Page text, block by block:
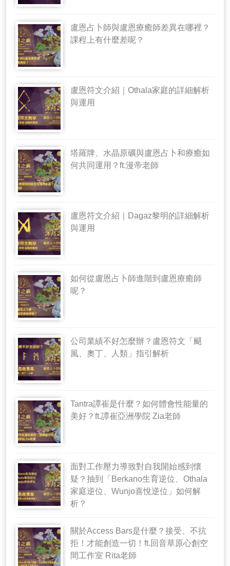
盧恩占卜師與盧恩療癒師差異在哪裡？
課程上有什麼差呢？
盧恩符文介紹｜Othala家庭的詳細解析
與運用
塔羅牌、水晶原礦與盧恩占卜和療癒如
何共同運用？ft.漫帝老師
盧恩符文介紹｜Dagaz黎明的詳細解析
與運用
如何從盧恩占卜師進階到盧恩療癒師
呢？
公司業績不好怎麼辦？盧恩符文「颶
風、奧丁、人類」指引解析
Tantra譚崔是什麼？如何體會性能量的
美好？ft.譚崔亞洲學院 Zia老師
面對工作壓力導致對自我開始感到懷
疑？抽到「Berkano生育逆位、Othala
家庭逆位、Wunjo喜悅逆位」如何解
析？
關於Access Bars是什麼？接受、不抗
拒！才能創造一切！ft.回音草原心創空
間工作室 Rita老師